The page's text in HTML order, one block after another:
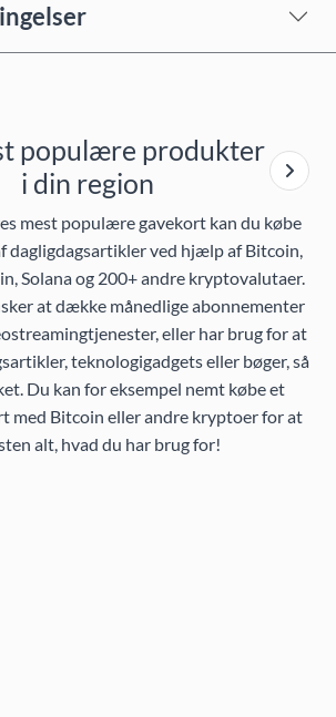
populære produkter
i din region
mest populære gavekort kan du købe
dagligdagsartikler ved hjælp af Bitcoin,
Solana og 200+ andre kryptovalutaer.
at dække månedlige abonnementer
eller har brug for at
teknologigadgets eller bøger, så
Du kan for eksempel nemt købe et
med Bitcoin eller andre kryptoer for at
alt, hvad du har brug for!